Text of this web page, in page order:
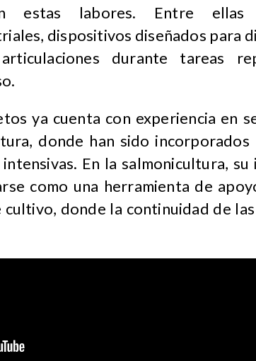
estas labores. Entre ellas
dispositivos diseñados para
durante tareas
ya cuenta con experiencia en
donde han sido
En la salmonicultura, su
como una herramienta de
donde la continuidad de